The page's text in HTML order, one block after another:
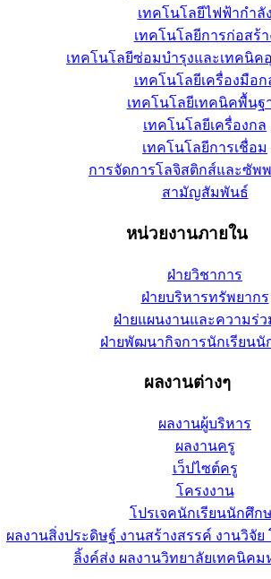
เทคโนโลยีไฟฟ้ากำลัง
เทคโนโลยีการก่อสร้า
เทคโนโลยีซ่อมบำรุงและเทคนิค
เทคโนโลยีเครื่องมือก
เทคโนโลยีเทคนิคพื้นฐ
เทคโนโลยีเครื่องกล
เทคโนโลยีการเชื่อม
การจัดการโลจิสติกส์และซัพ
สามัญสัมพันธ์
หน่วยงานภายใน
ฝ่ายวิชาการ
ฝ่ายบริหารทรัพยากร
ฝ่ายแผนงานและความร่
ฝ่ายพัฒนากิจการนักเรียนนั
ผลงานต่างๆ
ผลงานผู้บริหาร
ผลงานครู
เว็ปไซต์ครู
โครงงาน
โปรเจคนักเรียนนักศึก
ผลงานสิ่งประดิษฐ์ งานสร้างสรรค์ งานวิจั
ลิ้งค์ส่ง ผลงานวิทยาลัยเทคนิคม